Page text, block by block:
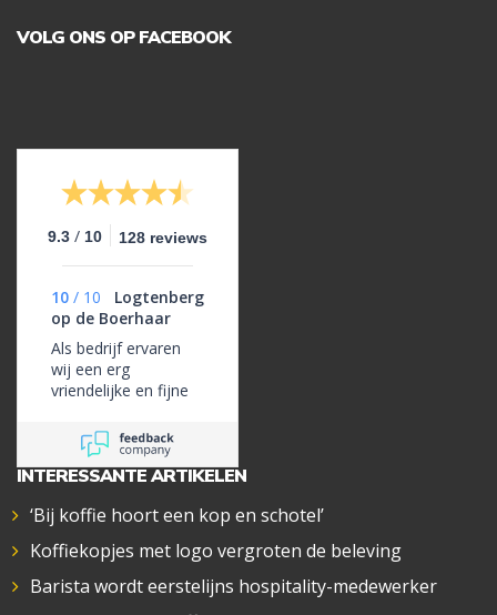
VOLG ONS OP FACEBOOK
9.3 / 10 128 reviews
10 / 10
Logtenberg
op de Boerhaar
Als bedrijf ervaren
wij een erg
vriendelijke en fijne
het gaat om
glaswerk.
INTERESSANTE ARTIKELEN
‘Bij koffie hoort een kop en schotel’
Koffiekopjes met logo vergroten de beleving
Barista wordt eerstelijns hospitality-medewerker